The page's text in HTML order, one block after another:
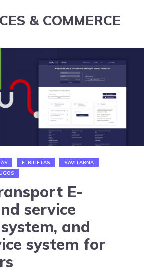
& COMMERCE
E. BILIETAS
SAVITARNA
E-
service
and
system for